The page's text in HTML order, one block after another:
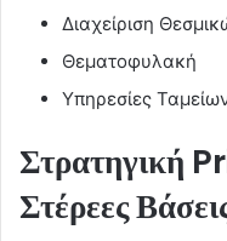
Διαχείριση
Θεματοφυλακή
Υπηρεσίες
Στρατηγική
Στέρεες